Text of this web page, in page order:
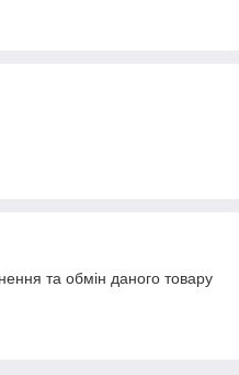
та обмін даного товару